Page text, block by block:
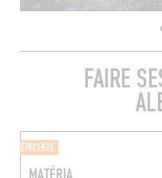
FAIRE
ÉPICERIE